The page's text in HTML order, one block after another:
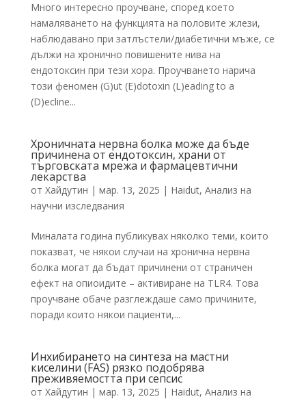
Много интересно проучване, според което
намаляването на функцията на половите жлези,
наблюдавано при затлъстели/диабетични мъже, се
дължи на хронично повишените нива на
ендотоксин при тези хора. Проучването нарича
този феномен (G)ut (E)dotoxin (L)eading to a
(D)ecline...
Хроничната нервна болка може да бъде
причинена от ендотоксин, храни от
търговската мрежа и фармацевтични
лекарства
от Хайдутин | мар. 13, 2025 | Haidut, Анализ на
научни изследвания
Миналата година публикувах няколко теми, които
показват, че някои случаи на хронична нервна
болка могат да бъдат причинени от страничен
ефект на опиоидите – активиране на TLR4. Това
проучване обаче разглеждаше само причините,
поради които някои пациенти,...
Инхибирането на синтеза на мастни
киселини (FAS) рязко подобрява
преживяемостта при сепсис
от Хайдутин | мар. 13, 2025 | Haidut, Анализ на